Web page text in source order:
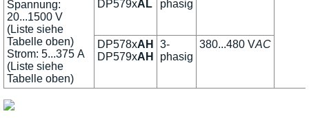
Spannung:
20...1500 V
(Liste siehe
Tabelle oben)
Strom: 5...375 A
(Liste siehe
Tabelle oben)
DP579xAL
phasig
DP578xAH
DP579xAH
3-
phasig
380...480 VAC